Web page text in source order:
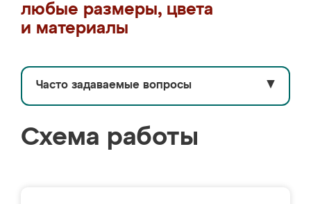
любые размеры, цвета
и материалы
Часто задаваемые вопросы ▼
Схема работы